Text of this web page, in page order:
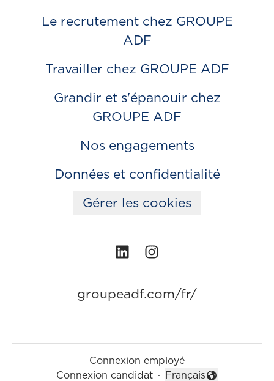
Le recrutement chez GROUPE
ADF
Travailler chez GROUPE ADF
Grandir et s'épanouir chez
GROUPE ADF
Nos engagements
Données et confidentialité
Gérer les cookies
groupeadf.com/fr/
Connexion employé
Connexion candidat · Français